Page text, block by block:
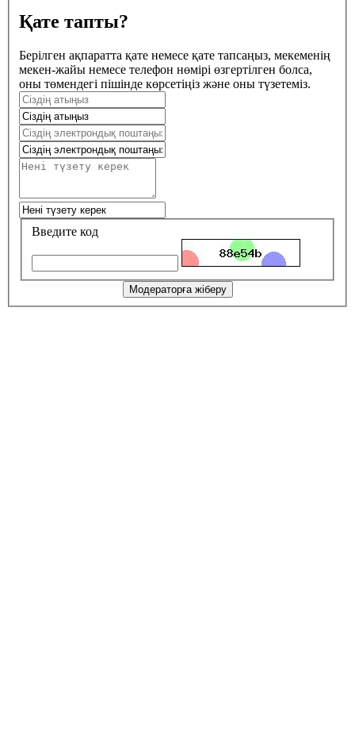
Қате тапты?
Берілген ақпаратта қате немесе қате тапсаңыз, мекеменің
мекен-жайы немесе телефон нөмірі өзгертілген болса,
оны төмендегі пішінде көрсетіңіз және оны түзетеміз.
Введите код
Модераторға жіберу